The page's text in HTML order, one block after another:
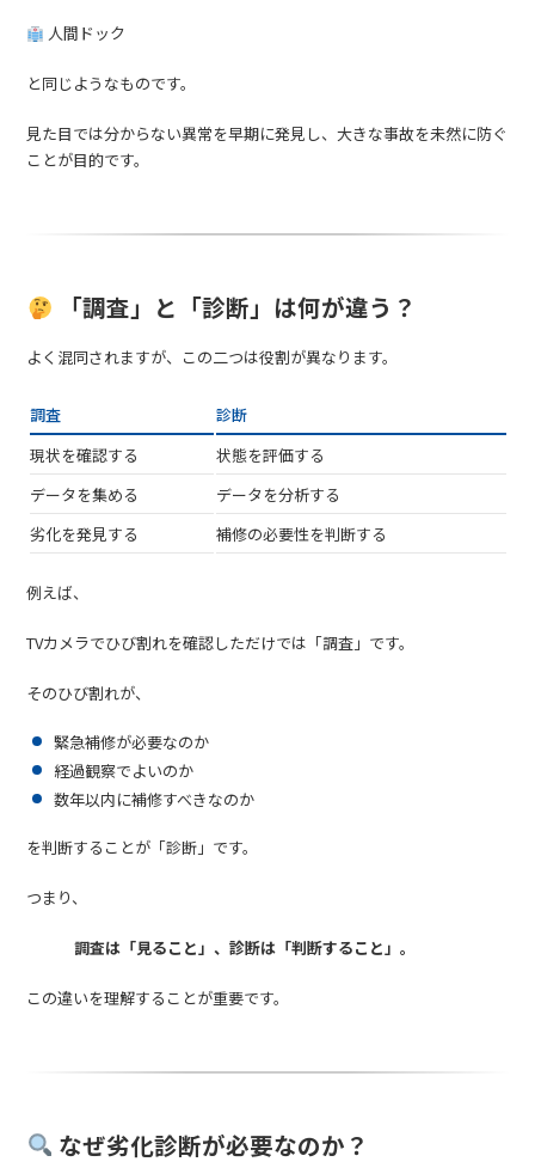
人間ドック
と同じようなものです。
見た目では分からない異常を早期に発見し、大きな事故を未然に防ぐ
ことが目的です。
「調査」と「診断」は何が違う？
よく混同されますが、この二つは役割が異なります。
調査
診断
現状を確認する
状態を評価する
データを集める
データを分析する
劣化を発見する
補修の必要性を判断する
例えば、
TVカメラでひび割れを確認しただけでは「調査」です。
そのひび割れが、
緊急補修が必要なのか
経過観察でよいのか
数年以内に補修すべきなのか
を判断することが「診断」です。
つまり、
調査は「見ること」、診断は「判断すること」。
この違いを理解することが重要です。
なぜ劣化診断が必要なのか？